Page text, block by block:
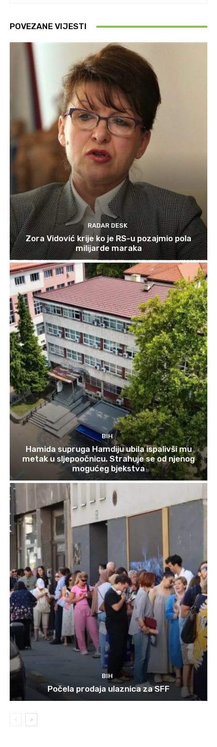
POVEZANE VIJESTI
RADAR DESK
Zora Vidović krije ko je RS-u pozajmio pola
milijarde maraka
BIH
Hamida supruga Hamdiju ubila ispalivši mu
metak u sljepoočnicu. Strahuje se od njenog
mogućeg bjekstva
BIH
Počela prodaja ulaznica za SFF